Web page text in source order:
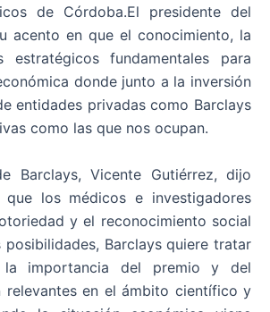
de Córdoba.El presidente del
acento en que el conocimiento, la
fundamentales para
donde junto a la inversión
entidades privadas como Barclays
como las que nos ocupan.
Barclays, Vicente Gutiérrez, dijo
los médicos e investigadores
y el reconocimiento social
Barclays quiere tratar
la importancia del premio y del
en el ámbito científico y